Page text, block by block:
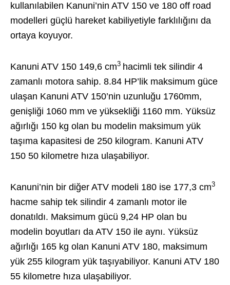
kullanılabilen Kanuni’nin ATV 150 ve 180 off road
modelleri güçlü hareket kabiliyetiyle farklılığını da
ortaya koyuyor.
Kanuni ATV 150 149,6 cm3 hacimli tek silindir 4
zamanlı motora sahip. 8.84 HP’lik maksimum güce
ulaşan Kanuni ATV 150’nin uzunluğu 1760mm,
genişliği 1060 mm ve yüksekliği 1160 mm. Yüksüz
ağırlığı 150 kg olan bu modelin maksimum yük
taşıma kapasitesi de 250 kilogram. Kanuni ATV
150 50 kilometre hıza ulaşabiliyor.
Kanuni’nin bir diğer ATV modeli 180 ise 177,3 cm3
hacme sahip tek silindir 4 zamanlı motor ile
donatıldı. Maksimum gücü 9,24 HP olan bu
modelin boyutları da ATV 150 ile aynı. Yüksüz
ağırlığı 165 kg olan Kanuni ATV 180, maksimum
yük 255 kilogram yük taşıyabiliyor. Kanuni ATV 180
55 kilometre hıza ulaşabiliyor.